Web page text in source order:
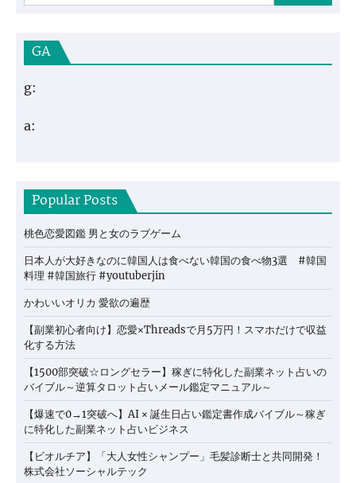
GA
g:
a:
Popular Posts
桃色恋愛図鑑 男と女のラブゲーム
日本人が大好きなのに韓国人は食べない韓国の食べ物3選 #韓国
料理 #韓国旅行 #youtuberjin
かわいいオリカ 愛欲の遍歴
【副業初心者向け】恋愛×Threadsで月5万円！スマホだけで収益
化する方法
【1500部突破☆ロングセラー】稼ぎに特化した副業ネット占いの
バイブル～逆算タロット占いメール鑑定マニュアル～
【爆速で0→1突破へ】AI × 誕生日占い鑑定書作成バイブル～稼ぎ
に特化した副業ネット占いビジネス
【ビオルチア】「大人女性シャンプー」毛髪診断士と共同開発！
株式会社ソーシャルテック